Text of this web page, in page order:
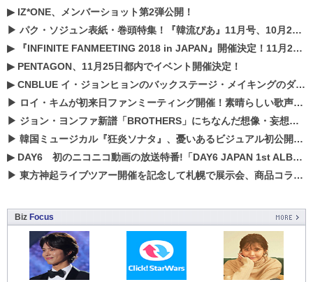
▶ IZ*ONE、メンバーショット第2弾公開！
▶ パク・ソジュン表紙・巻頭特集！『韓流ぴあ』11月号、10月22日（月）発売！
▶
『INFINITE FANMEETING 2018 in JAPAN』開催決定！11月21、22日にパシフィコ横浜にて実施
▶ PENTAGON、11月25日都内でイベント開催決定！
▶CNBLUE イ・ジョンヒョンのバックステージ・メイキングのダイジェスト映像が公開！
▶ ロイ・キムが初来日ファンミーティング開催！素晴らしい歌声に癒される贅沢な時間
▶ ジョン・ヨンファ新譜「BROTHERS」にちなんだ想像・妄想企画がスタート！
▶ 韓国ミュージカル『狂炎ソナタ』、憂いある​ビジュアル初公開!! 主役リョウク、SHIN、KENらのコメントが到着！
▶ DAY6 初のニコニコ動画の放送特番!「DAY6 JAPAN 1st ALBUM「UNLOCK」発売記念 ライブ@ニコ生」を配信決定!
▶ 東方神起ライブツアー開催を記念して札幌で展示会、商品コラボが実現！！
Biz Focus